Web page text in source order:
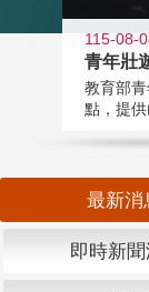
115-08-
青年壯
教育部
點，提供
最新消
即時新